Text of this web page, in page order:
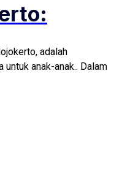
adalah
untuk anak-anak.. Dalam